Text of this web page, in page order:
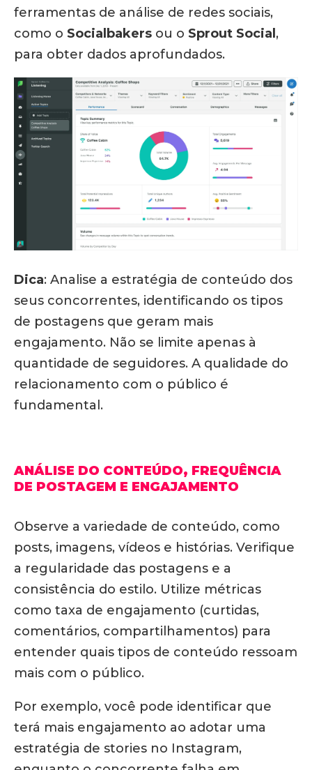
ferramentas de análise de redes sociais,
como o Socialbakers ou o Sprout Social ,
para obter dados aprofundados.
Dica: Analise a estratégia de conteúdo dos
seus concorrentes, identificando os tipos
de postagens que geram mais
engajamento. Não se limite apenas à
quantidade de seguidores. A qualidade do
relacionamento com o público é
fundamental.
ANÁLISE DO CONTEÚDO, FREQUÊNCIA
DE POSTAGEM E ENGAJAMENTO
Observe a variedade de conteúdo, como
posts, imagens, vídeos e histórias. Verifique
a regularidade das postagens e a
consistência do estilo. Utilize métricas
como taxa de engajamento (curtidas,
comentários, compartilhamentos) para
entender quais tipos de conteúdo ressoam
mais com o público.
Por exemplo, você pode identificar que
terá mais engajamento ao adotar uma
estratégia de stories no Instagram,